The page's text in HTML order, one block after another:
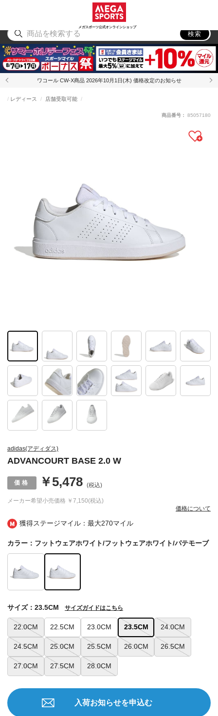
メガスポーツ公式オンラインショップ
アウトドア
検索
ワコール CW-X商品 2026年10月1日(木) 価格改定のお知らせ
獲得ステージマイル：最大270マイル
adidas(アディダス)
ADVANCOURT BASE 2.0 W
レディース 店舗受取可能
メーカー希望小売価格 ￥7,150(税込)
￥5,478 (税込)
価格について
商品番号： 85057180
カラー：フットウェアホワイト/フットウェアホワイト/パテモーブ
22.0CM 22.5CM 23.0CM 23.5CM 24.0CM
24.5CM 25.0CM 25.5CM 26.0CM 26.5CM
27.0CM 27.5CM 28.0CM
サイズ：23.5CM サイズガイドはこちら
入荷お知らせを申込む